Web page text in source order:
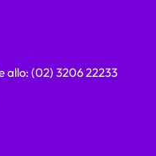
allo: (02) 3206 22233